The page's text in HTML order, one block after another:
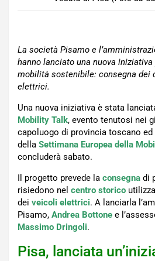
La società Pisamo e
hanno lanciato una nuova
mobilità sostenibile: consegna dei
elettrici.
Una nuova iniziativa è stata
Mobility Talk, evento tenutosi nei
capoluogo di provincia toscano ed
della Settimana Europea della
concluderà sabato.
Il progetto prevede la consegna di
risiedono nel centro storico
dei veicoli elettrici. A lanciarla
Pisamo, Andrea Bottone e
Massimo Dringoli.
Pisa, lanciata